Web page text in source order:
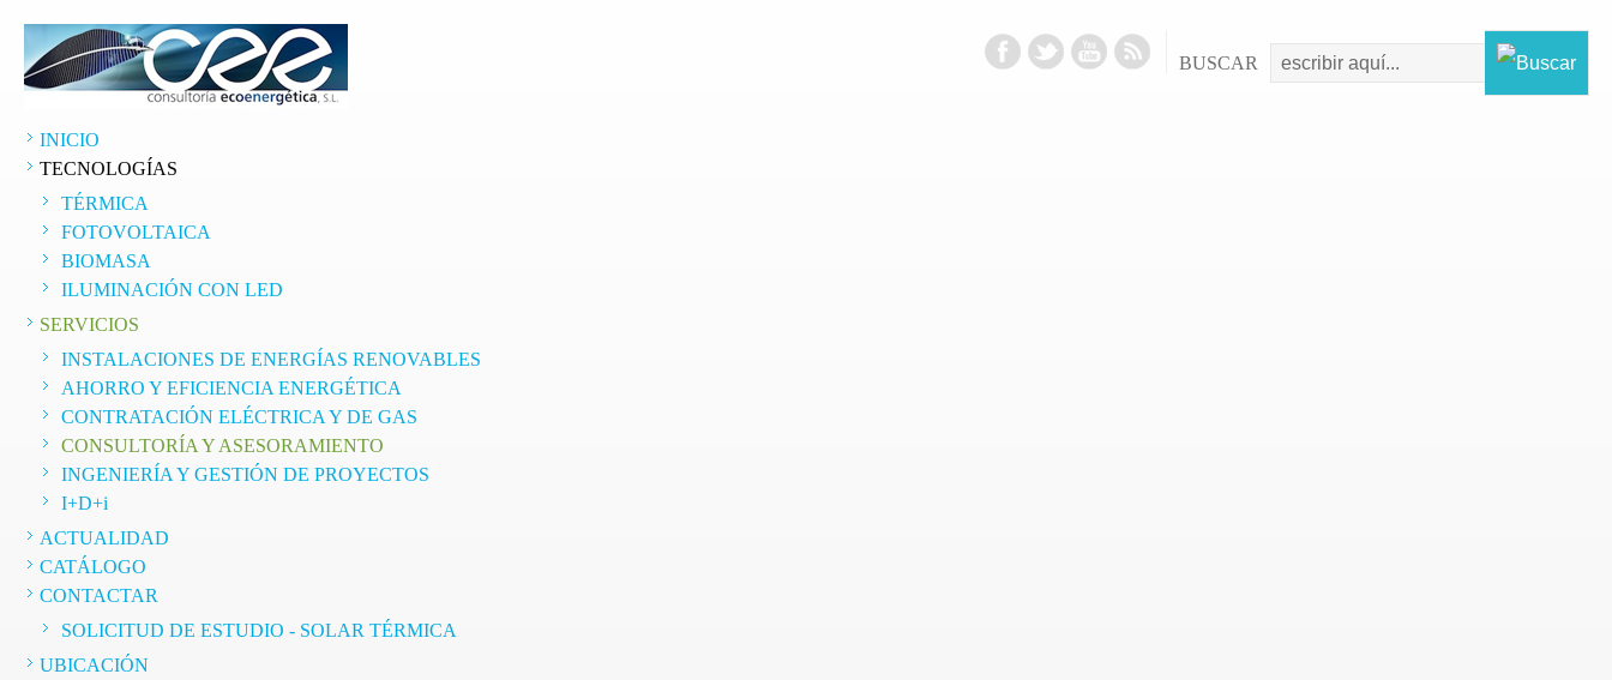
BUSCAR
INICIO
TECNOLOGÍAS
TÉRMICA
FOTOVOLTAICA
BIOMASA
ILUMINACIÓN CON LED
SERVICIOS
INSTALACIONES DE ENERGÍAS RENOVABLES
AHORRO Y EFICIENCIA ENERGÉTICA
CONTRATACIÓN ELÉCTRICA Y DE GAS
CONSULTORÍA Y ASESORAMIENTO
INGENIERÍA Y GESTIÓN DE PROYECTOS
I+D+i
ACTUALIDAD
CATÁLOGO
CONTACTAR
SOLICITUD DE ESTUDIO - SOLAR TÉRMICA
UBICACIÓN